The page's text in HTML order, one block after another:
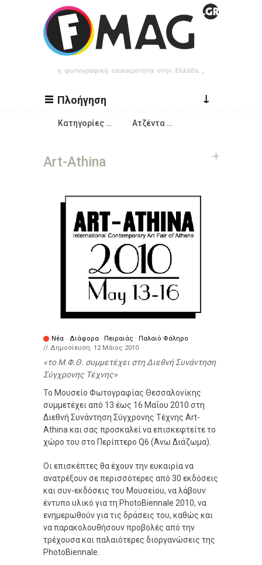
Παράκαμψη προς το κυρίως περιεχόμενο
Πλοήγηση ↓
Κατηγορίες … Ατζέντα …
Art-Athina
Νέα · Διάφορα · Πειραιάς · Παλαιό Φάληρο
// Δημοσίευση: 12 Μάιος 2010
το Μ.Φ.Θ. συμμετέχει στη Διεθνή Συνάντηση
Σύγχρονης Τέχνης
Το Μουσείο Φωτογραφίας Θεσσαλονίκης
συμμετέχει από 13 έως 16 Μαΐου 2010 στη
Διεθνή Συνάντηση Σύγχρονης Τέχνης Art-
Athina και σας προσκαλεί να επισκεφτείτε το
χώρο του στο Περίπτερο Q6 (Άνω Διάζωμα).
Οι επισκέπτες θα έχουν την ευκαιρία να
ανατρέξουν σε περισσότερες από 30 εκδόσεις
και συν-εκδόσεις του Μουσείου, να λάβουν
έντυπο υλικό για τη PhotoBiennale 2010, να
ενημερωθούν για τις δράσεις του, καθώς και
να παρακολουθήσουν προβολές από την
τρέχουσα και παλαιότερες διοργανώσεις της
PhotoBiennale.